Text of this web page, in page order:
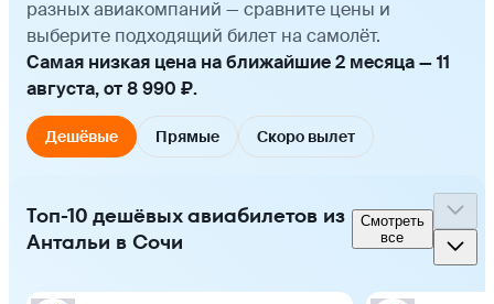
разных авиакомпаний — сравните цены и
выберите подходящий билет на самолёт.
Самая низкая цена на ближайшие 2 месяца — 11
августа, от 8 990 ₽.
Дешёвые Прямые Скоро вылет
Топ-10 дешёвых авиабилетов из
Антальи в Сочи
Смотреть
все